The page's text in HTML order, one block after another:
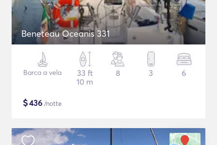
Beneteau Oceanis 331
Barca a vela
33 ft
10 m
8 3 6
$436 /notte